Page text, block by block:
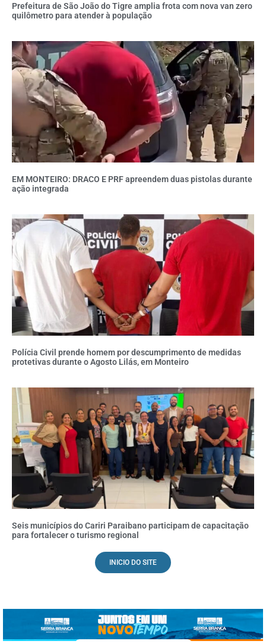
Prefeitura de São João do Tigre amplia frota com nova van zero
quilômetro para atender à população
EM MONTEIRO: DRACO E PRF apreendem duas pistolas durante
ação integrada
Polícia Civil prende homem por descumprimento de medidas
protetivas durante o Agosto Lilás, em Monteiro
Seis municípios do Cariri Paraibano participam de capacitação
para fortalecer o turismo regional
INICIO DO SITE